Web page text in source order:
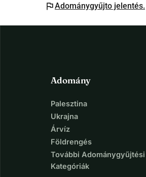
flagAdománygyűjto jelentés.
Adomány
Palesztina
Ukrajna
Árvíz
Földrengés
További Adománygyűjtési
Kategóriák